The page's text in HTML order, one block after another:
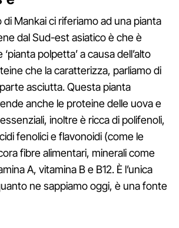
di Mankai ci riferiamo ad una pianta
dal Sud-est asiatico è che è
polpetta’ a causa dell’alto
che la caratterizza, parliamo di
asciutta. Questa pianta
anche le proteine delle uova e
inoltre è ricca di polifenoli,
fenolici e flavonoidi (come le
fibre alimentari, minerali come
A, vitamina B e B12. È l’unica
ne sappiamo oggi, è una fonte